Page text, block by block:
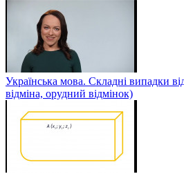
Українська мова. Складні випадки
відміна, орудний відмінок)